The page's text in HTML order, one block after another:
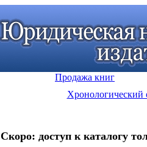
Продажа книг
Хронологический
Скоро: доступ к каталогу